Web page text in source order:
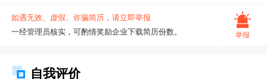
如遇无效、虚假、诈骗简历，请立即举报
一经管理员核实，可酌情奖励企业下载简历份数。
举报
自我评价